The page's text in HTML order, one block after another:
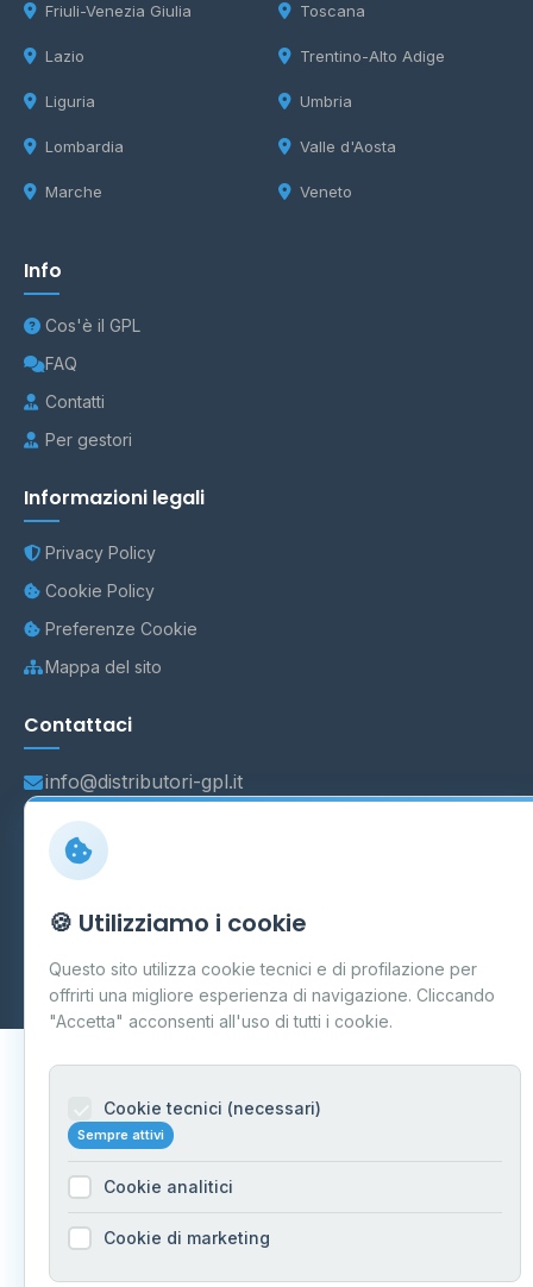
Friuli-Venezia Giulia
Lazio
Liguria
Lombardia
Marche
Toscana
Trentino-Alto Adige
Umbria
Valle d'Aosta
Veneto
Info
Cos'è il GPL
FAQ
Contatti
Per gestori
Informazioni legali
Privacy Policy
Cookie Policy
Preferenze Cookie
Mappa del sito
Contattaci
info@distributori-gpl.it
Carpi P.IVA 03859300364
Dati forniti daMinistero delle Imprese e del Made in Italy
Aggiornamento quotidiano
🍪 Utilizziamo i cookie
Questo sito utilizza cookie tecnici e di profilazione per
offrirti una migliore esperienza di navigazione. Cliccando
"Accetta" acconsenti all'uso di tutti i cookie.
Cookie tecnici (necessari)
Sempre attivi
Cookie analitici
Cookie di marketing